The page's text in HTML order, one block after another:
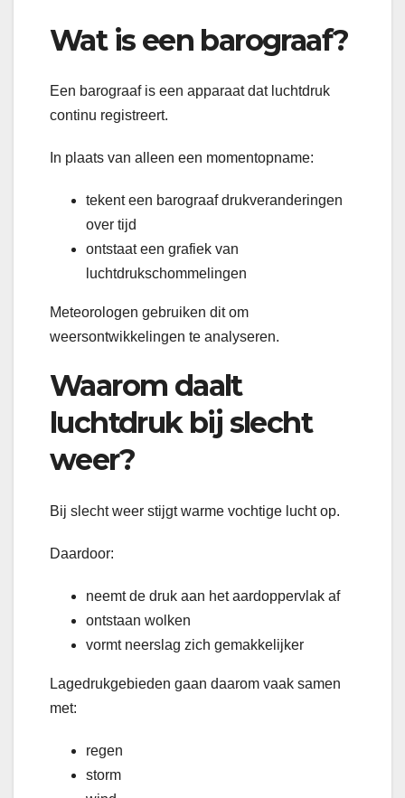
Wat is een barograaf?
Een barograaf is een apparaat dat luchtdruk
continu registreert.
In plaats van alleen een momentopname:
tekent een barograaf drukveranderingen
over tijd
ontstaat een grafiek van
luchtdrukschommelingen
Meteorologen gebruiken dit om
weersontwikkelingen te analyseren.
Waarom daalt
luchtdruk bij slecht
weer?
Bij slecht weer stijgt warme vochtige lucht op.
Daardoor:
neemt de druk aan het aardoppervlak af
ontstaan wolken
vormt neerslag zich gemakkelijker
Lagedrukgebieden gaan daarom vaak samen
met:
regen
storm